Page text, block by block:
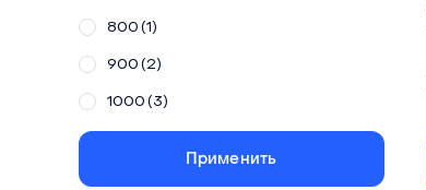
800 (1)
900 (2)
1000 (3)
Применить